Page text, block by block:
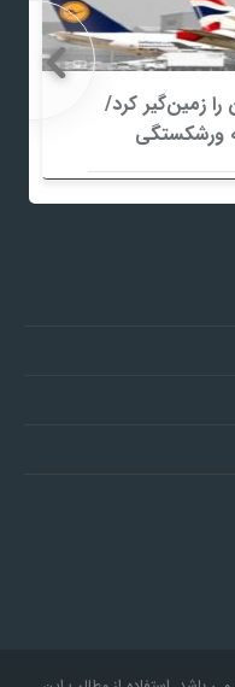
زمین‌گیر کرد/
ورشکستگی